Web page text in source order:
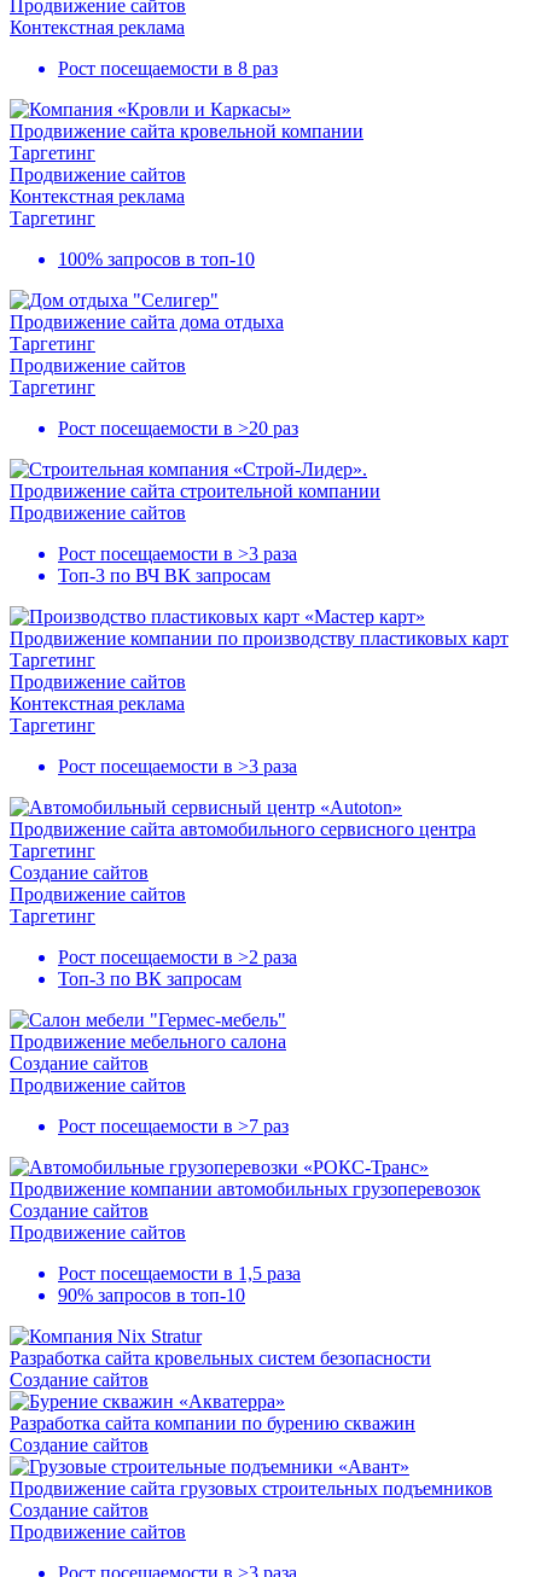
Продвижение сайтов
Контекстная реклама
Рост посещаемости в 8 раз
Продвижение сайта кровельной компании
Таргетинг
Продвижение сайтов
Контекстная реклама
Таргетинг
100% запросов в топ-10
Продвижение сайта дома отдыха
Таргетинг
Продвижение сайтов
Таргетинг
Рост посещаемости в >20 раз
Продвижение сайта строительной компании
Продвижение сайтов
Рост посещаемости в >3 раза
Топ-3 по ВЧ ВК запросам
Продвижение компании по производству пластиковых карт
Таргетинг
Продвижение сайтов
Контекстная реклама
Таргетинг
Рост посещаемости в >3 раза
Продвижение сайта автомобильного сервисного центра
Таргетинг
Создание сайтов
Продвижение сайтов
Таргетинг
Рост посещаемости в >2 раза
Топ-3 по ВК запросам
Продвижение мебельного салона
Создание сайтов
Продвижение сайтов
Рост посещаемости в >7 раз
Продвижение компании автомобильных грузоперевозок
Создание сайтов
Продвижение сайтов
Рост посещаемости в 1,5 раза
90% запросов в топ-10
Разработка сайта кровельных систем безопасности
Создание сайтов
Разработка сайта компании по бурению скважин
Создание сайтов
Продвижение сайта грузовых строительных подъемников
Создание сайтов
Продвижение сайтов
Рост посещаемости в >3 раза